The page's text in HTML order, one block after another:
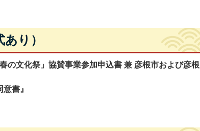
り）
の文化祭」協賛事業参加申込書 兼 彦根市および彦根
書』